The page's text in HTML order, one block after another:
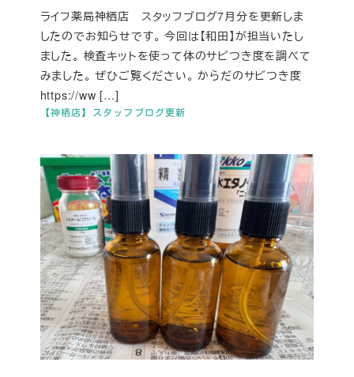
【神栖店】スタッフブログ更新
ライフ薬局神栖店 スタッフブログ7月分を更新しま
したのでお知らせです。 今回は【和田】が担当いたし
ました。 検査キットを使って体のサビつき度を調べて
みました。 ぜひご覧ください。 からだのサビつき度
https://ww […]